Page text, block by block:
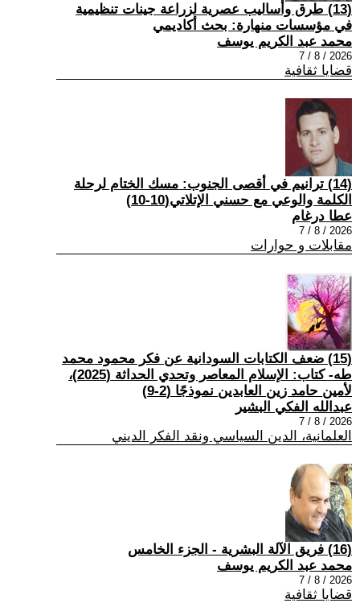
(13) طرق وأساليب عصرية لزراعة جينات تنظيمية
في مؤسسات منهارة: بحث أكاديمي
محمد عبد الكريم يوسف
2026 / 8 / 7
قضايا ثقافية
(14) ترانيم في أقصى الجنوب: مسك الختام لرحلة
الكلمة والوعي مع حسني الإتلاتي(10-10)
عطا درغام
2026 / 8 / 7
مقابلات و حوارات
(15) ضعف الكتابات السودانية عن فكر محمود محمد
طه- كتاب: الإسلام المعاصر وتحدي الحداثة (2025)،
لأمين حامد زين العابدين نموذجًا (2-9)
عبدالله الفكي البشير
2026 / 8 / 7
العلمانية، الدين السياسي ونقد الفكر الديني
(16) فريق الآلة البشرية - الجزء الخامس
محمد عبد الكريم يوسف
2026 / 8 / 7
قضايا ثقافية